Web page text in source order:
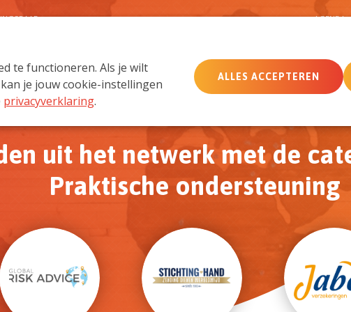
te functioneren. Als je wilt
je jouw cookie-instellingen
privacyverklaring.
ALLES ACCEPTEREN
MemberCare Netwerk
AGENDA
uit het netwerk met de
Praktische ondersteuning